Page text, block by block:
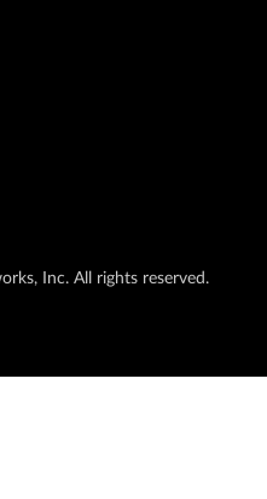
Inc. All rights reserved.